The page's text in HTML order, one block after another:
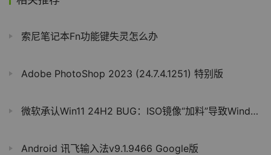
索尼笔记本Fn功能键失灵怎么办
Adobe PhotoShop 2023 (24.7.4.1251) 特别版
微软承认Win11 24H2 BUG：ISO镜像“加料”导致Windows Update故障
Android 讯飞输入法v9.1.9466 Google版